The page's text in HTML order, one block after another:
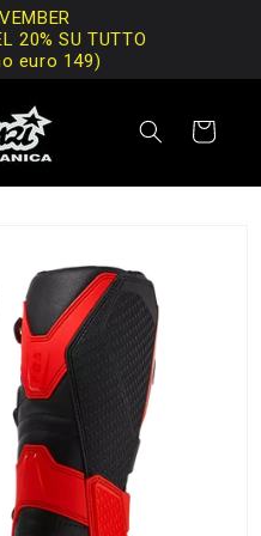
20% SU TUTTO
euro 149)
Carrello